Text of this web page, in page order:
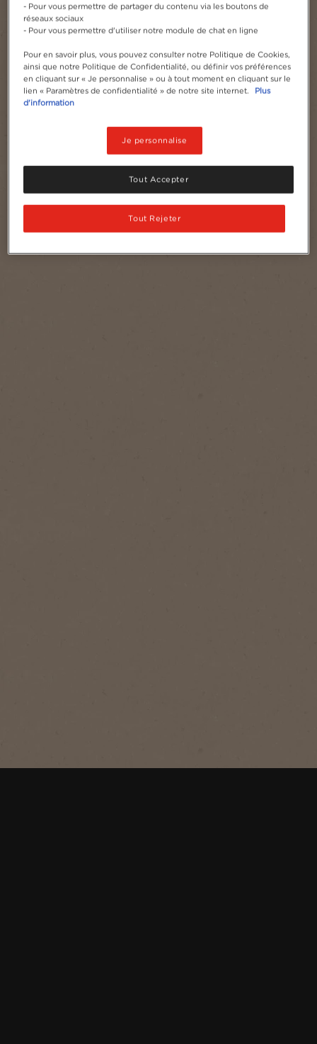
- Pour vous permettre de partager du contenu via les boutons de
réseaux sociaux
- Pour vous permettre d'utiliser notre module de chat en ligne
Pour en savoir plus, vous pouvez consulter notre Politique de Cookies,
ainsi que notre Politique de Confidentialité, ou définir vos préférences
en cliquant sur « Je personnalise » ou à tout moment en cliquant sur le
lien « Paramètres de confidentialité » de notre site internet.
Plus
d'information
Je personnalise
Tout Rejeter
Tout Accepter